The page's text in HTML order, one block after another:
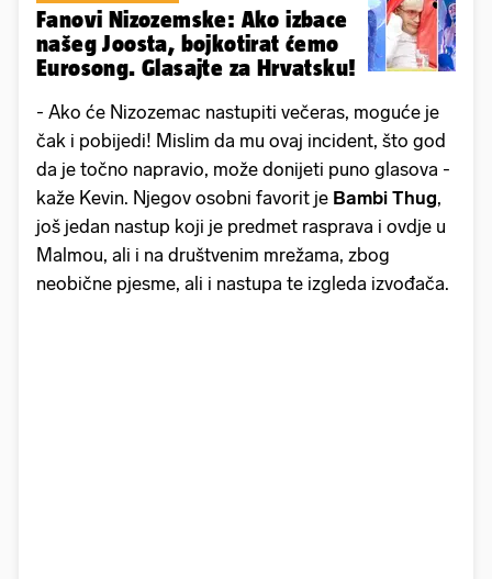
Fanovi Nizozemske: Ako izbace
našeg Joosta, bojkotirat ćemo
Eurosong. Glasajte za Hrvatsku!
- Ako će Nizozemac nastupiti večeras, moguće je
čak i pobijedi! Mislim da mu ovaj incident, što god
da je točno napravio, može donijeti puno glasova -
kaže Kevin. Njegov osobni favorit je Bambi Thug,
još jedan nastup koji je predmet rasprava i ovdje u
Malmou, ali i na društvenim mrežama, zbog
neobične pjesme, ali i nastupa te izgleda izvođača.